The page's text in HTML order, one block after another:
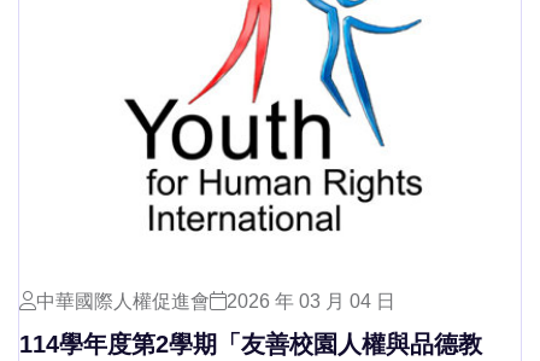
中華國際人權促進會 2026 年 03 月 04 日
114學年度第2學期「友善校園人權與品德教